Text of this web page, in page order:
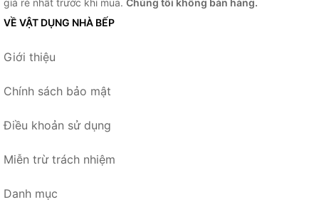
giá rẻ nhất trước khi mua. Chúng tôi không bán hàng.
VỀ VẬT DỤNG NHÀ BẾP
Giới thiệu
Chính sách bảo mật
Điều khoản sử dụng
Miễn trừ trách nhiệm
Danh mục